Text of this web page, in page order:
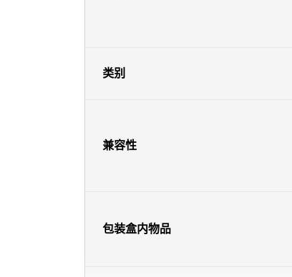
类别
兼容性
包装盒内物品